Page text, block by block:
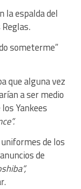
la espalda del
someterme”
que alguna vez
a ser medio
Yankees
de los
de